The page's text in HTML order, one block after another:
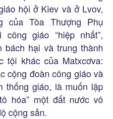
hội ở Kiev và ở Lvov,
của Tòa Thượng Phụ
giáo “hiệp nhất”,
bách hại và trung thành
tội khác của Matxcơva:
cộng đoàn công giáo và
thống giáo, là muốn lập
hóa” một đất nước vô
cộng sản.